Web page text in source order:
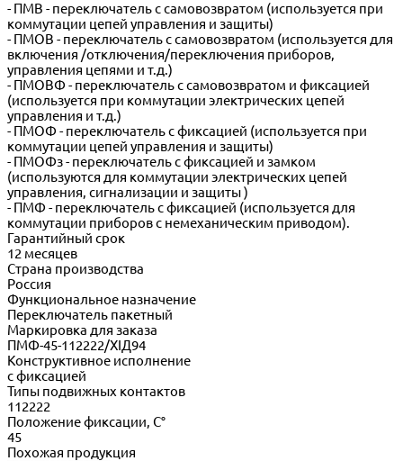
- ПМВ - переключатель с самовозвратом (используется при
коммутации цепей управления и защиты)
- ПМОВ - переключатель с самовозвратом (используется для
включения /отключения/переключения приборов,
управления цепями и т.д.)
- ПМОВФ - переключатель с самовозвратом и фиксацией
(используется при коммутации электрических цепей
управления и т.д.)
- ПМОФ - переключатель с фиксацией (используется при
коммутации цепей управления и защиты)
- ПМОФз - переключатель с фиксацией и замком
(используются для коммутации электрических цепей
управления, сигнализации и защиты )
- ПМФ - переключатель с фиксацией (используется для
коммутации приборов с немеханическим приводом).
Гарантийный срок
12 месяцев
Страна производства
Россия
Функциональное назначение
Переключатель пакетный
Маркировка для заказа
ПМФ-45-112222/XIД94
Конструктивное исполнение
с фиксацией
Типы подвижных контактов
112222
Положение фиксации, С°
45
Похожая продукция